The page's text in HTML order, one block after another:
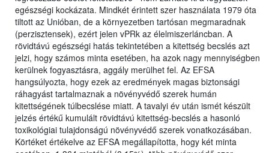
egészségi kockázata. Mindkét érintett szer használata 1979 óta
tiltott az Unióban, de a környezetben tartósan megmaradnak
(perzisztensek), ezért jelen vPRk az élelmiszerláncban. A
rövidtávú egészségi hatás tekintetében a kitettség becslés azt
jelzi, hogy számos minta esetében, ha azok nagy mennyiségben
kerülnek fogyasztásra, aggály merülhet fel. Az EFSA
hangsúlyozta, hogy ezek az eredmények magas biztonsági
ráhagyást tartalmaznak a növényvédő szerek humán
kitettségének túlbecslése miatt. A tavalyi év után ismét készült
jelzés értékű kumulált rövidtávú kitettség-becslés a hasonló
toxikológiai tulajdonságú növényvédő szerek vonatkozásában.
Körtéket értékelve az EFSA megállapította, hogy két minta